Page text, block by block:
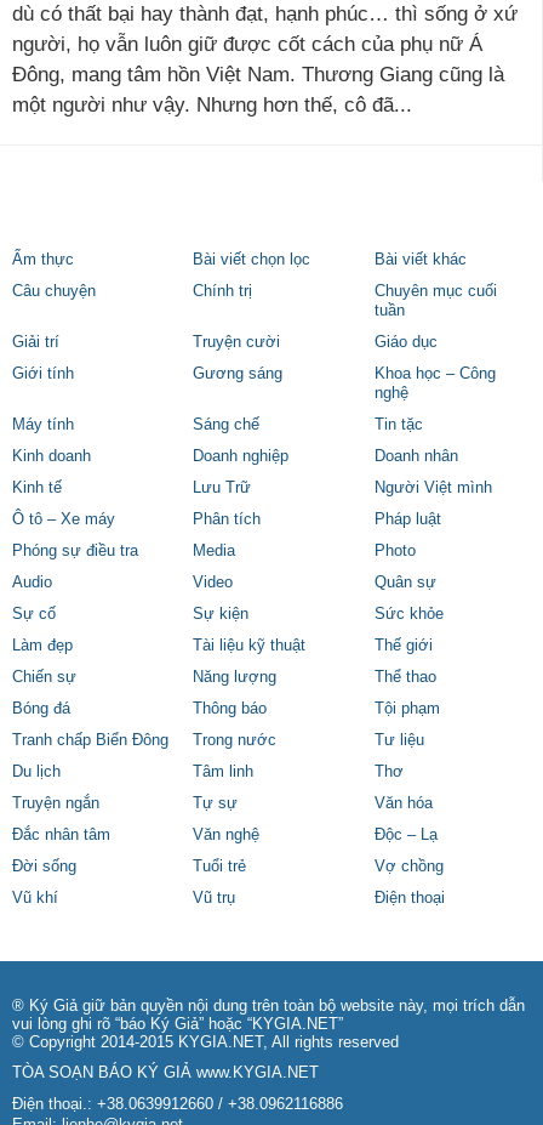
dù có thất bại hay thành đạt, hạnh phúc… thì sống ở xứ
người, họ vẫn luôn giữ được cốt cách của phụ nữ Á
Đông, mang tâm hồn Việt Nam. Thương Giang cũng là
một người như vậy. Nhưng hơn thế, cô đã...
Ẩm thực Bài viết chọn lọc
Bài viết khác
Câu chuyện
Chính trị
Chuyên mục cuối
tuần
Giải trí
Truyện cười
Giáo dục
Giới tính
Gương sáng
Khoa học – Công
nghệ
Máy tính
Sáng chế
Tin tặc
Kinh doanh
Doanh nghiệp
Doanh nhân
Kinh tế
Lưu Trữ
Người Việt mình
Ô tô – Xe máy
Phân tích
Pháp luật
Phóng sự điều tra
Media
Photo
Audio
Video
Quân sự
Sự cố
Sự kiện
Sức khỏe
Làm đẹp
Tài liệu kỹ thuật
Thế giới
Chiến sự
Năng lượng
Thể thao
Bóng đá
Thông báo
Tội phạm
Tranh chấp Biển Đông
Trong nước
Tư liệu
Du lịch
Tâm linh
Thơ
Truyện ngắn
Tự sự
Văn hóa
Đắc nhân tâm
Văn nghệ
Độc – Lạ
Đời sống
Tuổi trẻ
Vợ chồng
Vũ khí
Vũ trụ Điện thoại
® Ký Giả giữ bản quyền nội dung trên toàn bộ website này, mọi trích dẫn
vui lòng ghi rõ “báo Ký Giả” hoặc “KYGIA.NET”
© Copyright 2014-2015 KYGIA.NET, All rights reserved
TÒA SOẠN BÁO KÝ GIẢ www.KYGIA.NET
Điện thoại.: +38.0639912660 / +38.0962116886